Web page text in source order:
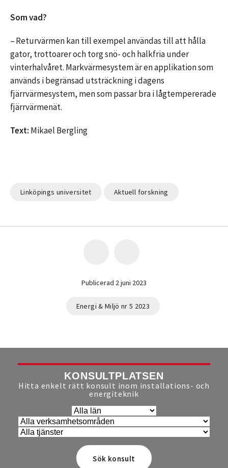
Som vad?
– Returvärmen kan till exempel användas till att hålla
gator, trottoarer och torg snö- och halkfria under
vinterhalvåret. Markvärmesystem är en applikation som
används i begränsad utsträckning i dagens
fjärrvärmesystem, men som passar bra i lågtempererade
fjärrvärmenät.
Text: Mikael Bergling
Linköpings universitet Aktuell forskning
Publicerad 2 juni 2023
Energi & Miljö nr 5 2023
KONSULTPLATSEN
Hitta enkelt rätt konsult inom installations- och
energiteknik